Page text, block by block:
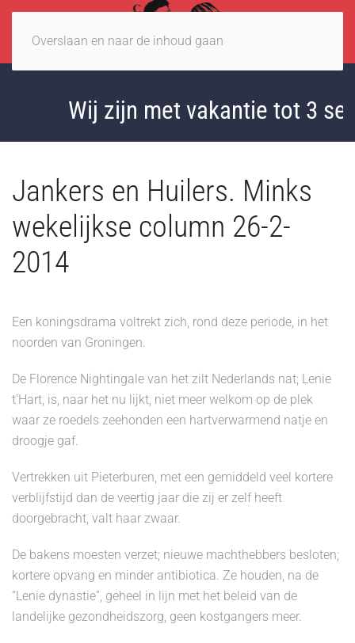
Overslaan en naar de inhoud gaan
Wij zijn met vakantie tot 3
Jankers en Huilers. Minks
wekelijkse column 26-2-
2014
Een koningsdrama voltrekt zich, rond deze periode, in het
noorden van Groningen.
De Florence Nightingale van het zilt Nederlands nat; Lenie
t’Hart, is, naar het nu lijkt, niet meer welkom op de plek
waar ze roedels zeehonden een hartverwarmend natje en
droogje gaf.
Vertrekken uit Pieterburen, met een gemiddeld veel kortere
verblijfstijd dan de veertig jaar die zij er zelf heeft
doorgebracht, valt haar zwaar.
De bakens moesten verzet; nieuwe machthebbers besloten;
kortere opvang en minder antibiotica. Ze houden, na de
“Lenie dynastie”, geheel in lijn met het beleid van de
landelijke gezondheidszorg, geen kostgangers meer.